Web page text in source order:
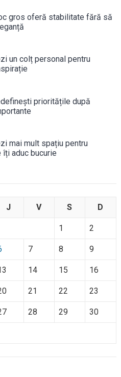
gros oferă stabilitate fără să
un colț personal pentru
prioritățile după
mai mult spațiu pentru
îți aduc bucurie
J V S D
1 2
7 8 9
14 15 16
21 22 23
28 29 30